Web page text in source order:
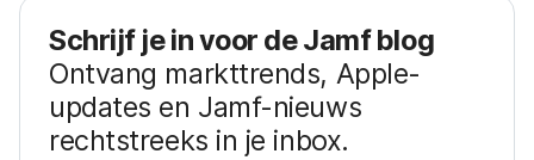
Schrijf je in voor de Jamf blog
Ontvang markttrends, Apple-
updates en Jamf-nieuws
rechtstreeks in je inbox.